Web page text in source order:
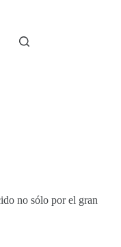
no sólo por el gran